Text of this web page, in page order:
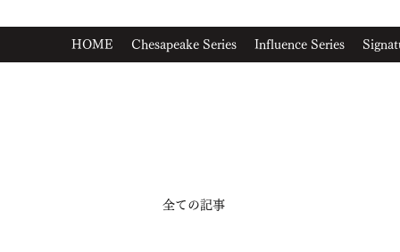
HOME Chesapeake Series Influence Series
全ての記事